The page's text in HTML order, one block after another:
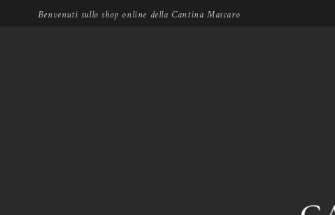
Benvenuti sullo shop online della Cantina Mascaro